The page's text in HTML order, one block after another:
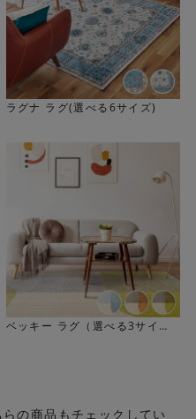
モチーフ
プルなラグです。フィッ
様がモチーフになっていま
ンドの漁師の防寒セーター
ンズセーターの凹凸感や織
ーペットの織りで表現」
技術が存分に駆使された豊
ラグナ ラグ(選べる6サイズ)
ベッキー ラグ（選べる3サイ
の商品もチェックしてい